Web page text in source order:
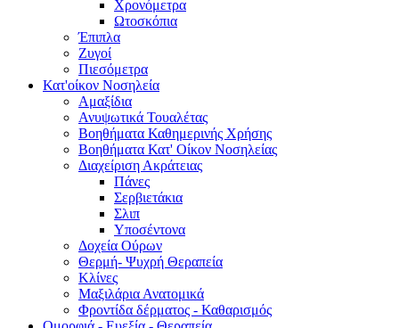
Χρονόμετρα
Ωτοσκόπια
Έπιπλα
Ζυγοί
Πιεσόμετρα
Κατ'οίκον Νοσηλεία
Αμαξίδια
Ανυψωτικά Τουαλέτας
Βοηθήματα Καθημερινής Χρήσης
Βοηθήματα Κατ' Οίκον Νοσηλείας
Διαχείριση Ακράτειας
Πάνες
Σερβιετάκια
Σλιπ
Υποσέντονα
Δοχεία Ούρων
Θερμή- Ψυχρή Θεραπεία
Κλίνες
Μαξιλάρια Ανατομικά
Φροντίδα δέρματος - Καθαρισμός